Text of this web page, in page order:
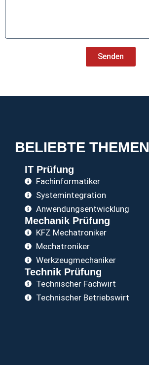
Senden
BELIEBTE THEMEN
IT Prüfung
Fachinformatiker
Systemintegration
Anwendungsentwicklung
Mechanik Prüfung
KFZ Mechatroniker
Mechatroniker
Werkzeugmechaniker
Technik Prüfung
Technischer Fachwirt
Technischer Betriebswirt